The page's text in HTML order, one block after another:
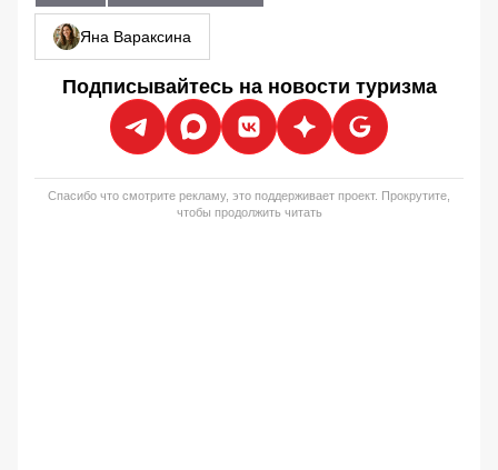
Яна Вараксина
Подписывайтесь на новости туризма
Спасибо что смотрите рекламу, это поддерживает проект. Прокрутите,
чтобы продолжить читать